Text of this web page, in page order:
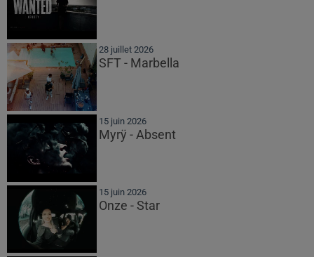
28 juillet 2026
SFT - Marbella
15 juin 2026
Myrÿ - Absent
15 juin 2026
Onze - Star